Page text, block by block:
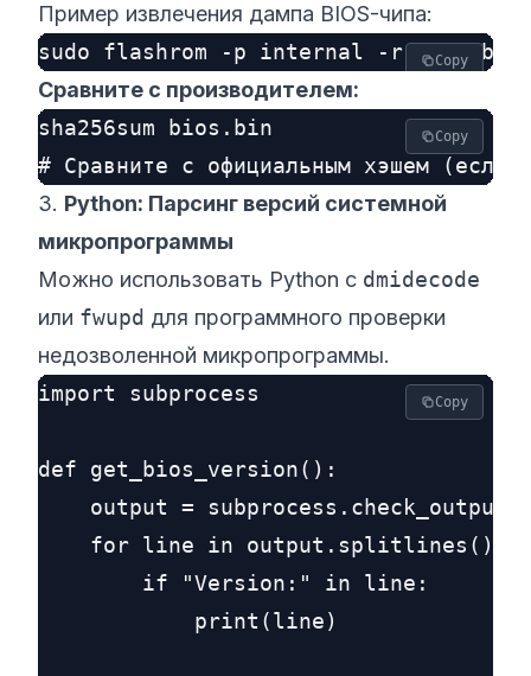
Пример извлечения дампа BIOS-чипа:
Copy
Сравните с производителем:
sha256sum bios.bin
Copy
3. Python: Парсинг версий системной
микропрограммы
Можно использовать Python с dmidecode
или fwupd для программного проверки
недозволенной микропрограммы.
import subprocess
def get_bios_version():
output =
    for line in output.splitlines():
        if "Version:" in line:
            print(line)
Copy